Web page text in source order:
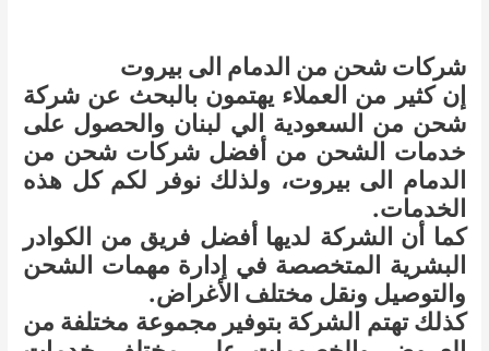
شركات شحن من الدمام الى بيروت
إن كثير من العملاء يهتمون بالبحث عن شركة
شحن من السعودية الي لبنان والحصول على
خدمات الشحن من أفضل شركات شحن من
الدمام الى بيروت، ولذلك نوفر لكم كل هذه
الخدمات.
كما أن الشركة لديها أفضل فريق من الكوادر
البشرية المتخصصة في إدارة مهمات الشحن
والتوصيل ونقل مختلف الأغراض.
كذلك تهتم الشركة بتوفير مجموعة مختلفة من